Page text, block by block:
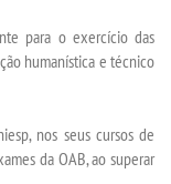
para o exercício das
humanística e técnico
nos seus cursos de
da OAB, ao superar